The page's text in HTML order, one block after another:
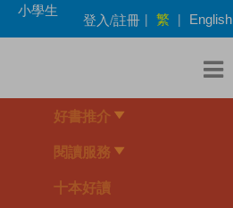
小學生
登入/註冊 | 繁 | English
好書推介
閱讀服務
十本好讀